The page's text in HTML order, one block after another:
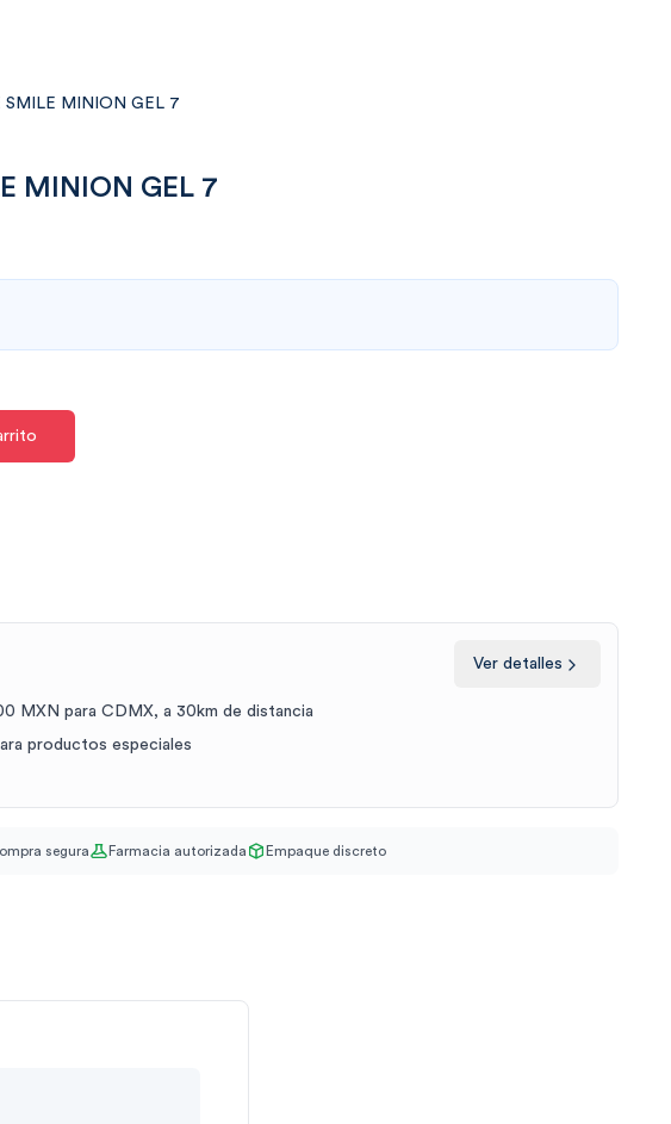
MINION GEL 7
MINION GEL 7
Ver detalles
MXN para CDMX, a 30km de distancia
productos especiales
segura Farmacia autorizada Empaque discreto